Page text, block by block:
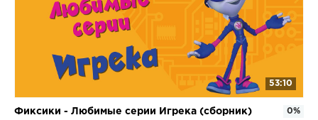
53:10
Фиксики - Любимые серии Игрека (сборник) 0%